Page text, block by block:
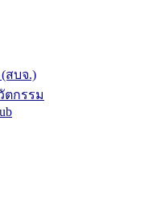
สบจ.)
ตกรรม